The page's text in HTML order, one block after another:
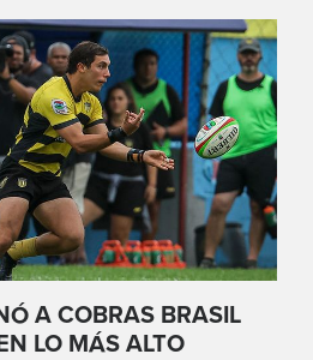
A COBRAS BRASIL
LO MÁS ALTO